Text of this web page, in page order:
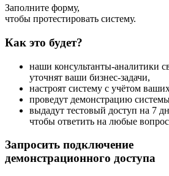
Заполните форму,
чтобы протестировать систему.
Как это будет?
наши консультанты-аналитики
уточнят ваши бизнес-задачи,
настроят систему с учётом
проведут демонстрацию
выдадут тестовый доступ на 7
чтобы ответить на любые
Запросить подключение
демонстрационного доступа